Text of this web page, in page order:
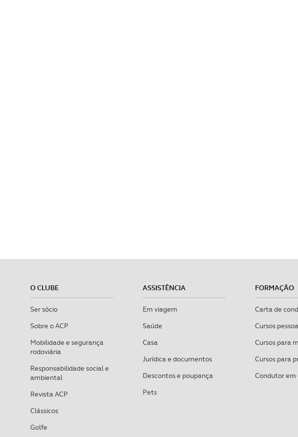
O CLUBE
Ser sócio
Sobre o ACP
Mobilidade e segurança
rodoviária
Responsabilidade social e
ambiental
Revista ACP
Clássicos
Golfe
ASSISTÊNCIA
Em viagem
Saúde
Casa
Jurídica e documentos
Descontos e poupança
Pets
FORMAÇÃO
Carta de
Cursos
Cursos para
Cursos para
Condutor em